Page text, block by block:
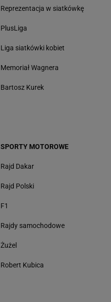
Reprezentacja w siatkówkę
PlusLiga
Liga siatkówki kobiet
Memoriał Wagnera
Bartosz Kurek
SPORTY MOTOROWE
Rajd Dakar
Rajd Polski
F1
Rajdy samochodowe
Żużel
Robert Kubica